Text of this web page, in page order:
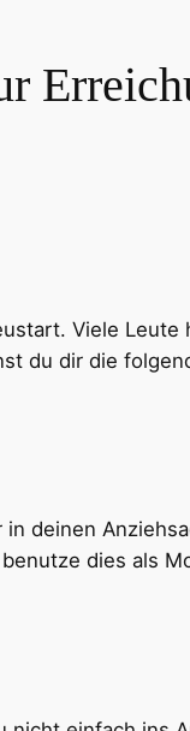
Viele
du dir die
deinen
dies als